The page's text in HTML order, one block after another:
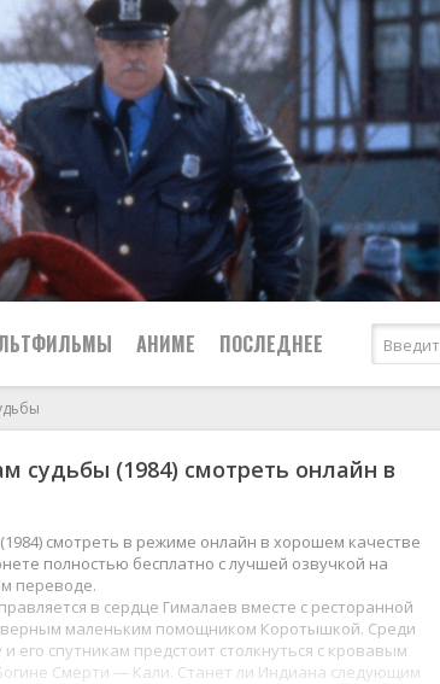
Боевики
Детективы
Детские
Драмы
Комедии
Мелодрамы
Семейные
Спорт
Триллеры
Ужасы
Фантастика
АНИМЕ ПОСЛЕДНЕЕ
2023
2022
2021
Русские
судьбы (1984) смотреть онлайн в
смотреть в режиме онлайн в хорошем качестве
полностью бесплатно с лучшей озвучкой на
переводе.
в сердце Гималаев вместе с ресторанной
верным маленьким помощником Коротышкой. Среди
его спутникам предстоит столкнуться с кровавым
Смерти — Кали. Станет ли Индиана следующим